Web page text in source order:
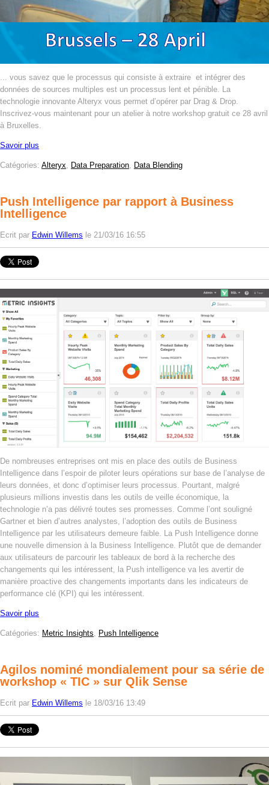
... vous savez que le processus qui consiste à extraire et intégrer des
données de sources multiples est un processus lent et pénible. La
technologie innovante Alteryx vous permet d’opérer par Drag & Drop.
Inscrivez-vous maintenant pour un atelier à notre workshop gratuit ce 28 avril
à Bruxelles.
Savoir plus
Catégories: Alteryx, Data Preparation, Data Blending
Push Intelligence par rapport à Business
Intelligence
Ecrit par Edwin Willems le 21/03/16 16:55
De nombreuses entreprises ont mis en place des outils de Business
Intelligence dans l’espoir de piloter leurs opérations sur base de l’analyse de
leurs données, et donc d’optimiser leurs processus. Pourtant, malgré
plusieurs millions investis dans les outils de veille économique, la
technologie n’a pas délivré toutes ses promesses. Comme l’ont souligné
Gartner et bien d’autres analystes, l’adoption des outils de Business
Intelligence par les utilisateurs demeure faible. La Push Intelligence donne
une nouvelle dimension à la Business Intelligence. Plutôt que de demander
aux utilisateurs de parcourir les tableaux de bord à la recherche des
changements qui les intéressent, la Push intelligence va les avertir de
manière proactive des changements importants dans les indicateurs de
performance clé (KPI) qui les intéressent.
Savoir plus
Catégories: Metric Insights, Push Intelligence
Agilos nominé mondialement pour sa série de
workshop « TIC » sur Qlik Sense
Ecrit par Edwin Willems le 18/03/16 13:49